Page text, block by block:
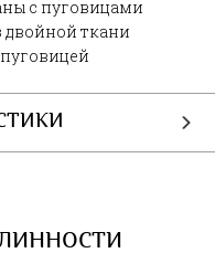
с пуговицами
двойной ткани